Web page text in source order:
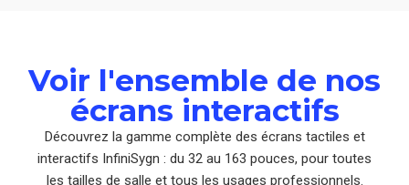
Voir l'ensemble de nos
écrans interactifs
Découvrez la gamme complète des écrans tactiles et
interactifs InfiniSygn : du 32 au 163 pouces, pour toutes
les tailles de salle et tous les usages professionnels.